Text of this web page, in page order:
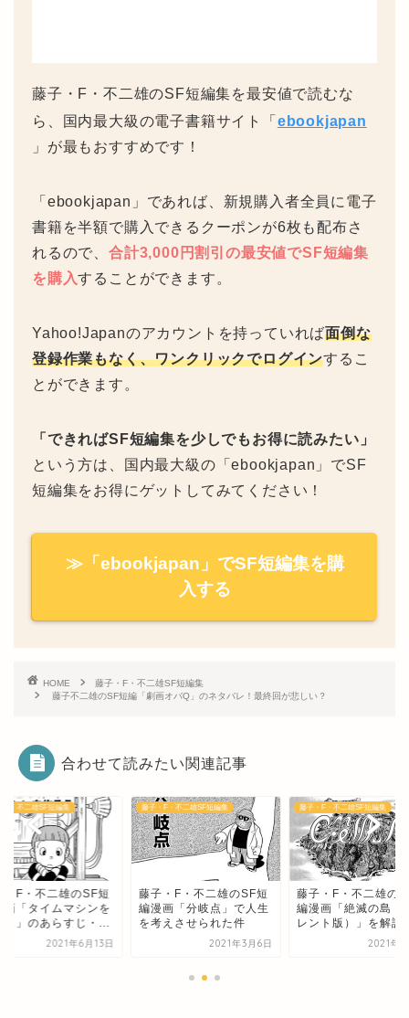
藤子・F・不二雄のSF短編集を最安値で読むな
ら、国内最大級の電子書籍サイト「 ebookjapan
」が最もおすすめです！
「ebookjapan」であれば、新規購入者全員に電子
書籍を半額で購入できるクーポンが6枚も配布さ
れるので、 合計3,000円割引の最安値でSF短編集
を購入することができます。
Yahoo!Japanのアカウントを持っていれば面倒な
登録作業もなく、ワンクリックでログインするこ
とができます。
「できればSF短編集を少しでもお得に読みたい」
という方は、国内最大級の「ebookjapan」でSF
短編集をお得にゲットしてみてください！
≫「ebookjapan」でSF短編集を購
入する
HOME
藤子・F・不二雄SF短編集
藤子不二雄のSF短編「劇画オバQ」のネタバレ！最終回が悲しい？
合わせて読みたい関連記事
F・不二雄SF短編集
・F・不二雄のSF短
画「タイムマシンを
う」のあらすじ・...
2021年6月13日
藤子・F・不二雄SF短編集
藤子・F・不二雄のSF短
編漫画「分岐点」で人生
を考えさせられた件
2021年3月6日
藤子・F・不二雄SF短編集
藤子・F・不二雄の
編漫画「絶滅の島（
レント版）」を解説
2021年1